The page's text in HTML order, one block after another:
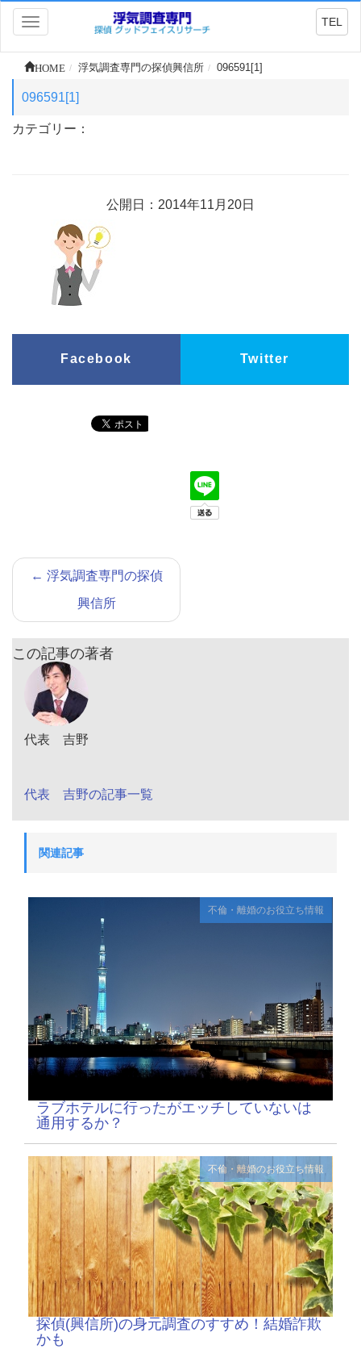
Toggle
navigation
TEL
HOME 浮気調査専門の探偵興信所 096591[1]
096591[1]
カテゴリー：
公開日：2014年11月20日
Facebook Twitter
← 浮気調査専門の探偵
興信所
この記事の著者
代表 吉野
代表 吉野の記事一覧
関連記事
不倫・離婚のお役立ち情報
ラブホテルに行ったがエッチしていないは
通用するか？
不倫・離婚のお役立ち情報
探偵(興信所)の身元調査のすすめ！結婚詐欺
かも